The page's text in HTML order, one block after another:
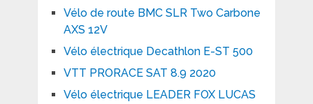
Vélo de route BMC SLR Two Carbone
AXS 12V
Vélo électrique Decathlon E-ST 500
VTT PRORACE SAT 8.9 2020
Vélo électrique LEADER FOX LUCAS